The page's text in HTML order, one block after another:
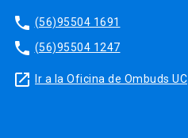
phone (56)95504 1691
phone (56)95504 1247
launch Ir a la Oficina de Ombuds UC